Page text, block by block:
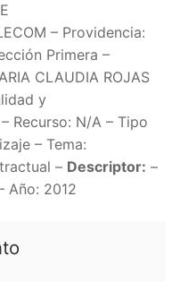
– Providencia:
Primera –
CLAUDIA ROJAS
y
Recurso: N/A – Tipo
– Tema:
– Descriptor: –
Año: 2012